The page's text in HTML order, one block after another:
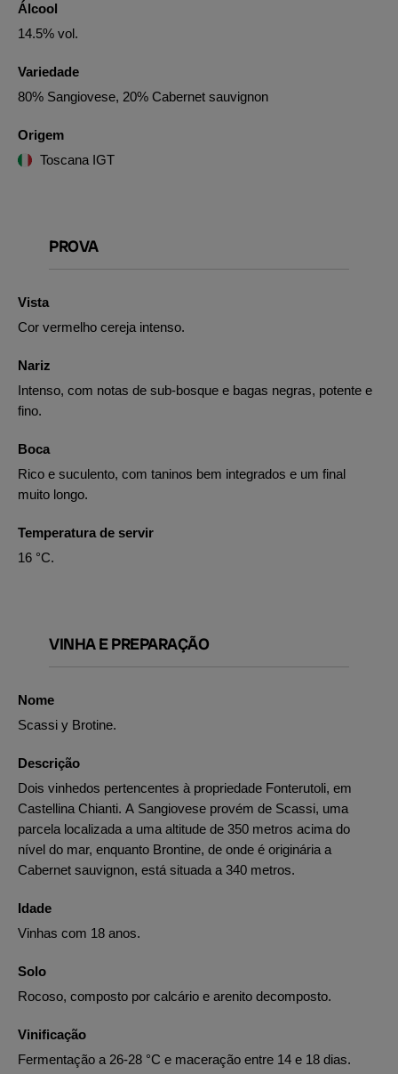
Álcool
14.5% vol.
Variedade
80% Sangiovese, 20% Cabernet sauvignon
Origem
Toscana IGT
PROVA
Vista
Cor vermelho cereja intenso.
Nariz
Intenso, com notas de sub-bosque e bagas negras, potente e
fino.
Boca
Rico e suculento, com taninos bem integrados e um final
muito longo.
Temperatura de servir
16 °C.
VINHA E PREPARAÇÃO
Nome
Scassi y Brotine.
Descrição
Dois vinhedos pertencentes à propriedade Fonterutoli, em
Castellina Chianti. A Sangiovese provém de Scassi, uma
parcela localizada a uma altitude de 350 metros acima do
nível do mar, enquanto Brontine, de onde é originária a
Cabernet sauvignon, está situada a 340 metros.
Idade
Vinhas com 18 anos.
Solo
Rocoso, composto por calcário e arenito decomposto.
Vinificação
Fermentação a 26-28 °C e maceração entre 14 e 18 dias.